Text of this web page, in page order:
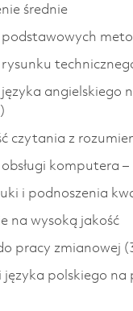
średnie
podstawowych
angielskiego
czytania z
komputera
i podnoszenia
na wysoką jakość
pracy zmianowej
języka polskiego